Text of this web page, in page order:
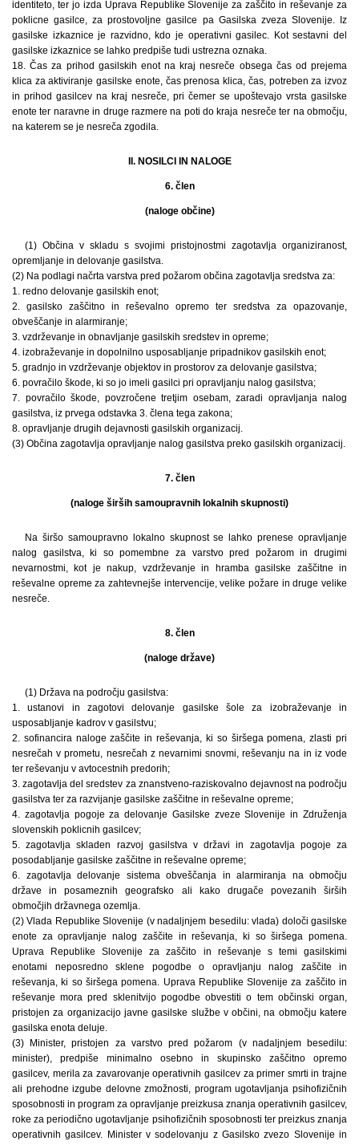
identiteto, ter jo izda Uprava Republike Slovenije za zaščito in reševanje za
poklicne gasilce, za prostovoljne gasilce pa Gasilska zveza Slovenije. Iz
gasilske izkaznice je razvidno, kdo je operativni gasilec. Kot sestavni del
gasilske izkaznice se lahko predpiše tudi ustrezna oznaka.
18. Čas za prihod gasilskih enot na kraj nesreče obsega čas od prejema
klica za aktiviranje gasilske enote, čas prenosa klica, čas, potreben za izvoz
in prihod gasilcev na kraj nesreče, pri čemer se upoštevajo vrsta gasilske
enote ter naravne in druge razmere na poti do kraja nesreče ter na območju,
na katerem se je nesreča zgodila.
II. NOSILCI IN NALOGE
6. člen
(naloge občine)
(1) Občina v skladu s svojimi pristojnostmi zagotavlja organiziranost,
opremljanje in delovanje gasilstva.
(2) Na podlagi načrta varstva pred požarom občina zagotavlja sredstva za:
1. redno delovanje gasilskih enot;
2. gasilsko zaščitno in reševalno opremo ter sredstva za opazovanje,
obveščanje in alarmiranje;
3. vzdrževanje in obnavljanje gasilskih sredstev in ­opreme;
4. izobraževanje in dopolnilno usposabljanje pripadnikov gasilskih enot;
5. gradnjo in vzdrževanje objektov in prostorov za delovanje gasilstva;
6. povračilo škode, ki so jo imeli gasilci pri opravljanju nalog gasilstva;
7. povračilo škode, povzročene tretjim osebam, zaradi opravljanja nalog
gasilstva, iz prvega odstavka 3. člena tega zakona;
8. opravljanje drugih dejavnosti gasilskih organizacij.
(3) Občina zagotavlja opravljanje nalog gasilstva preko gasilskih organizacij.
7. člen
(naloge širših samoupravnih lokalnih skupnosti)
Na širšo samoupravno lokalno skupnost se lahko prenese opravljanje
nalog gasilstva, ki so pomembne za varstvo pred požarom in drugimi
nevarnostmi, kot je nakup, vzdrževanje in hramba gasilske zaščitne in
reševalne opreme za zahtevnejše intervencije, velike požare in druge velike
nesreče.
8. člen
(naloge države)
(1) Država na področju gasilstva:
1. ustanovi in zagotovi delovanje gasilske šole za izobraževanje in
usposabljanje kadrov v gasilstvu;
2. sofinancira naloge zaščite in reševanja, ki so širšega pomena, zlasti pri
nesrečah v prometu, nesrečah z nevarnimi snovmi, reševanju na in iz vode
ter reševanju v avtocestnih predorih;
3. zagotavlja del sredstev za znanstveno-raziskovalno dejavnost na področju
gasilstva ter za razvijanje gasilske zaščitne in reševalne opreme;
4. zagotavlja pogoje za delovanje Gasilske zveze Slovenije in Združenja
slovenskih poklicnih gasilcev;
5. zagotavlja skladen razvoj gasilstva v državi in zagotavlja pogoje za
posodabljanje gasilske zaščitne in reševalne opreme;
6. zagotavlja delovanje sistema obveščanja in alarmiranja na območju
države in posameznih geografsko ali kako drugače povezanih širših
območjih državnega ozemlja.
(2) Vlada Republike Slovenije (v nadaljnjem besedilu: vlada) določi gasilske
enote za opravljanje nalog zaščite in reševanja, ki so širšega pomena.
Uprava Republike Slovenije za zaščito in reševanje s temi gasilskimi
enotami neposredno sklene pogodbe o opravljanju nalog zaščite in
reševanja, ki so širšega pomena. Uprava Republike Slovenije za zaščito in
reševanje mora pred sklenitvijo pogodbe obvestiti o tem občinski organ,
pristojen za organizacijo javne gasilske službe v občini, na območju katere
gasilska enota deluje.
(3) Minister, pristojen za varstvo pred požarom (v nadaljnjem besedilu:
minister), predpiše minimalno osebno in skupinsko zaščitno opremo
gasilcev, merila za zavarovanje operativnih gasilcev za primer smrti in trajne
ali prehodne izgube delovne zmožnosti, program ugotavljanja psihofizičnih
sposobnosti in program za opravljanje preizkusa znanja operativnih gasilcev,
roke za periodično ugotavljanje psihofizičnih sposobnosti ter preizkus znanja
operativnih gasilcev. Minister v sodelovanju z Gasilsko zvezo Slovenije in